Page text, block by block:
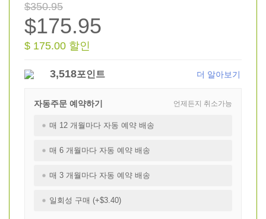
$350.95
$175.95
$ 175.00 할인
3,518포인트 더 알아보기
언제든지 취소가능
자동주문 예약하기
매 12 개월마다 자동 예약 배송
매 6 개월마다 자동 예약 배송
매 3 개월마다 자동 예약 배송
일회성 구매 (+$3.40)